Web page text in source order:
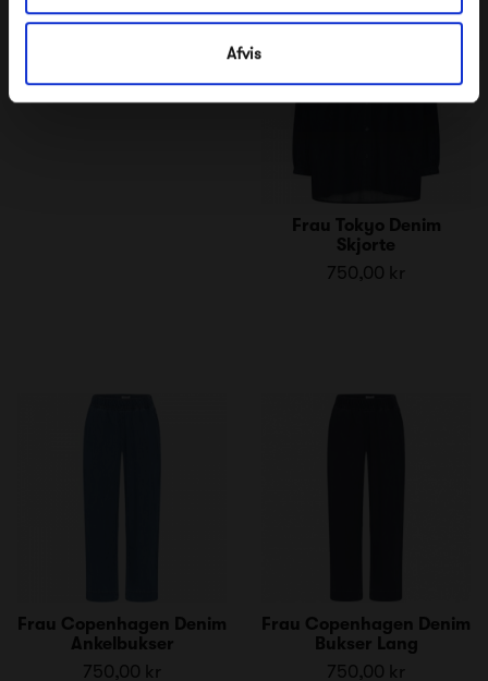
Afvis
Frau Tokyo Denim
Skjorte
750,00 kr
Frau Copenhagen Denim
Ankelbukser
750,00 kr
Frau Copenhagen Denim
Bukser Lang
750,00 kr